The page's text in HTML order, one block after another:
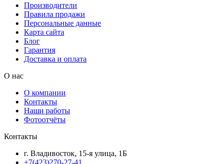
Производители
Правила продажи
Персональные данные
Карта сайта
Блог
Гарантия
Доставка и оплата
О нас
О компании
Контакты
Наши работы
Фотоотчёты
Контакты
г. Владивосток, 15-я улица, 1Б
+7(423)270-27-41